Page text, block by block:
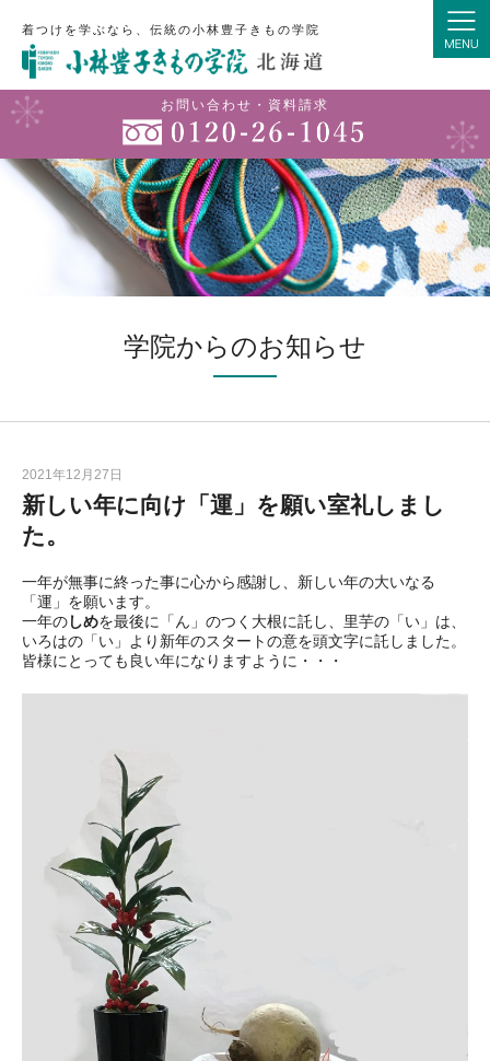
着つけを学ぶなら、伝統の小林豊子きもの学院
お問い合わせ・資料請求
学院からのお知らせ
2021年12月27日
新しい年に向け「運」を願い室礼しまし
た。
一年が無事に終った事に心から感謝し、新しい年の大いなる
「運」を願います。
一年のしめを最後に「ん」のつく大根に託し、里芋の「い」は、
いろはの「い」より新年のスタートの意を頭文字に託しました。
皆様にとっても良い年になりますように・・・